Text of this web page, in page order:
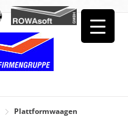
Plattformwaagen